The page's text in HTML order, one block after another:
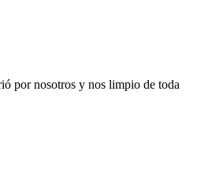
por nosotros y nos limpio de toda